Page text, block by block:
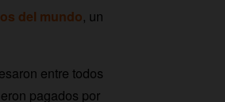
del mundo, un
entre todos
pagados por